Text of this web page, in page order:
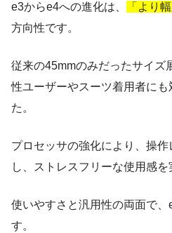
e3からe4への進化は、 「より
方向性です。
従来の45mmのみだったサイズ
性ユーザーやスーツ着用者に
た。
プロセッサの強化により、操
し、ストレスフリーな使用感を
使いやすさと汎用性の両面で、
す。